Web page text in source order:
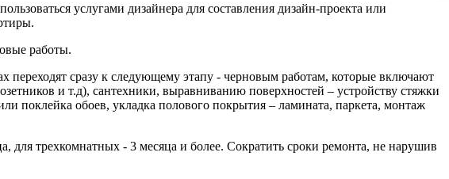
услугами дизайнера для составления дизайн-проекта или
работы.
переходят сразу к следующему этапу - черновым работам, которые включают
и т.д), сантехники, выравниванию поверхностей – устройству стяжки
поклейка обоев, укладка полового покрытия – ламината, паркета, монтаж
для трехкомнатных - 3 месяца и более. Сократить сроки ремонта, не нарушив